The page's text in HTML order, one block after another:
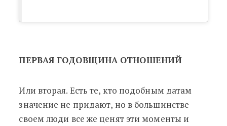
ПЕРВАЯ ГОДОВЩИНА ОТНОШЕНИЙ
Или вторая. Есть те, кто подобным датам
значение не придают, но в большинстве
своем люди все же ценят эти моменты и